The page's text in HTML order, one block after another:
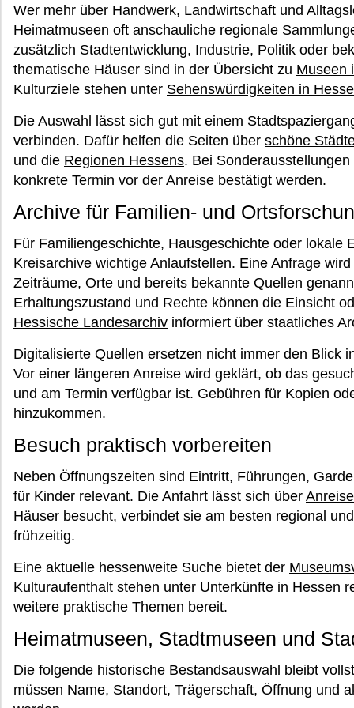
Wer mehr über Handwerk, Landwirtschaft und
Heimatmuseen oft anschauliche regionale
zusätzlich Stadtentwicklung, Industrie, Politik oder
thematische Häuser sind in der Übersicht zu Museen
Kulturziele stehen unter Sehenswürdigkeiten in
Die Auswahl lässt sich gut mit einem
verbinden. Dafür helfen die Seiten über schöne
und die Regionen Hessens. Bei
konkrete Termin vor der Anreise bestätigt werden.
Archive für Familien- und
Für Familiengeschichte, Hausgeschichte oder lokale
Kreisarchive wichtige Anlaufstellen. Eine Anfrage
Zeiträume, Orte und bereits bekannte Quellen
Erhaltungszustand und Rechte können die Einsicht
Hessische Landesarchiv informiert über staatliches
Digitalisierte Quellen ersetzen nicht immer den Blick
Vor einer längeren Anreise wird geklärt, ob das
und am Termin verfügbar ist. Gebühren für Kopien
hinzukommen.
Besuch praktisch vorbereiten
Neben Öffnungszeiten sind Eintritt, Führungen,
für Kinder relevant. Die Anfahrt lässt sich über
Häuser besucht, verbindet sie am besten regional
frühzeitig.
Eine aktuelle hessenweite Suche bietet der
Kulturaufenthalt stehen unter Unterkünfte in Hessen
weitere praktische Themen bereit.
Heimatmuseen, Stadtmuseen und
Die folgende historische Bestandsauswahl bleibt
müssen Name, Standort, Trägerschaft, Öffnung und